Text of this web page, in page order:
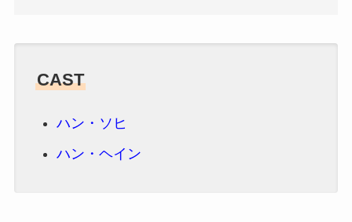
CAST
ハン・ソヒ
ハン・ヘイン